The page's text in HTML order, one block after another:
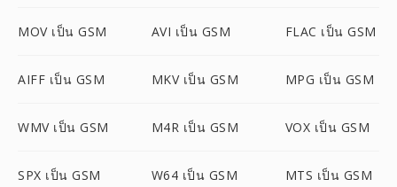
MOV เป็น GSM AVI เป็น GSM FLAC เป็น GSM
AIFF เป็น GSM MKV เป็น GSM MPG เป็น GSM
WMV เป็น GSM M4R เป็น GSM VOX เป็น GSM
SPX เป็น GSM W64 เป็น GSM MTS เป็น GSM